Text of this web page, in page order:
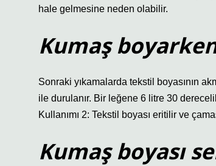
hale gelmesine neden olabilir.
Kumaş
Sonraki yıkamalarda tekstil boyasının
ile durulanır. Bir leğene 6 litre 30
Kullanımı 2: Tekstil boyası eritilir ve
Kumaş boyası